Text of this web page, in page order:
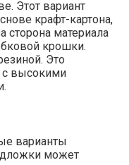
Этот вариант
крафт-картона,
сторона материала
крошки.
Это
с высокими
варианты
может